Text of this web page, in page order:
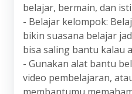
belajar, bermain, dan
- Belajar kelompok:
bikin suasana belajar
bisa saling bantu kalau
- Gunakan alat bantu
video pembelajaran,